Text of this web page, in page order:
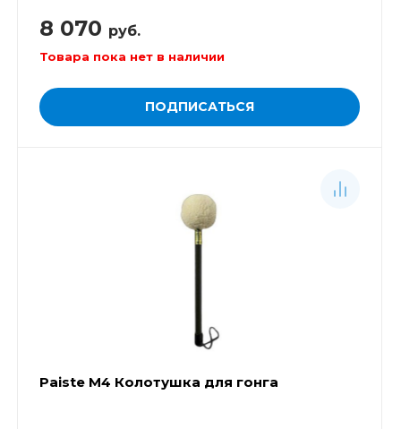
8 070 руб.
Товара пока нет в наличии
ПОДПИСАТЬСЯ
Paiste M4 Колотушка для гонга